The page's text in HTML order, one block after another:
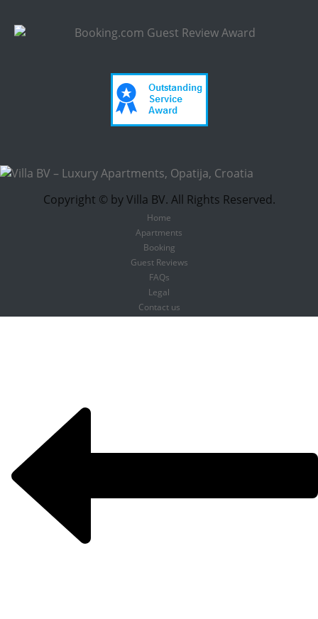
Copyright © by Villa BV. All Rights Reserved.
Home
Apartments
Booking
Guest Reviews
FAQs
Legal
Contact us